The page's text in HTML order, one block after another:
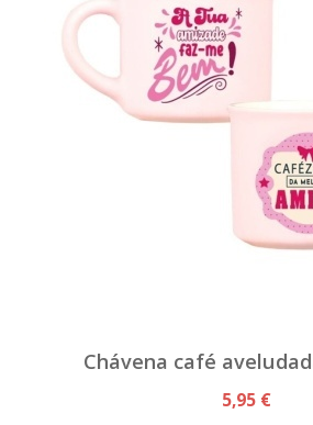
Chávena café
5,95 €